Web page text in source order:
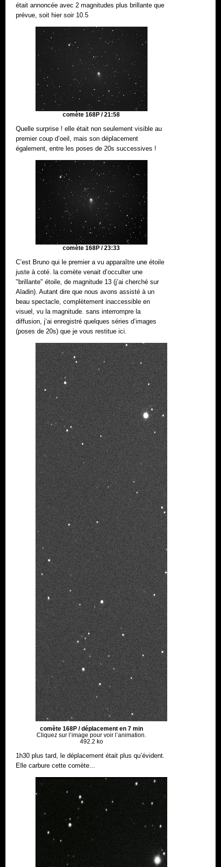
était annoncée avec 2 magnitudes plus brillante que
prévue, soit hier soir 10.5
comète 168P / 21:58
Quelle surprise ! elle était non seulement visible au
premier coup d’oeil, mais son déplacement
également, entre les poses de 20s successives !
comète 168P / 23:33
C’est Bruno qui le premier a vu apparaître une étoile
juste à coté. la comète venait d’occulter une
"brillante" étoile, de magnitude 13 (j’ai cherché sur
Aladin). Autant dire que nous avons assisté à un
beau spectacle, complètement inaccessible en
visuel, vu la magnitude. sans interrompre la
diffusion, j’ai enregistré quelques séries d’images
(poses de 20s) que je vous restitue ici.
comète 168P / déplacement en 7 min
Cliquez sur l’image pour voir l’animation.
492.2 ko
1h30 plus tard, le déplacement était plus qu’évident.
Elle carbure cette comète...